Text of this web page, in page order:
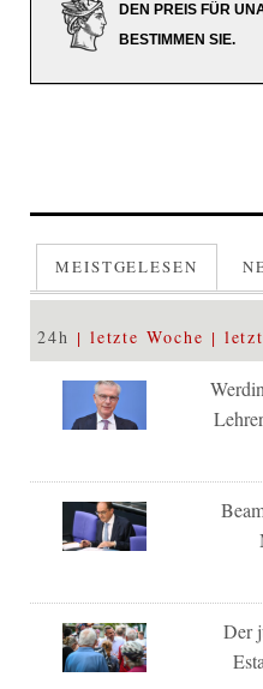
DEN PREIS FÜR
BESTIMMEN SIE.
MEISTGELESEN
24h letzte Woche
Der